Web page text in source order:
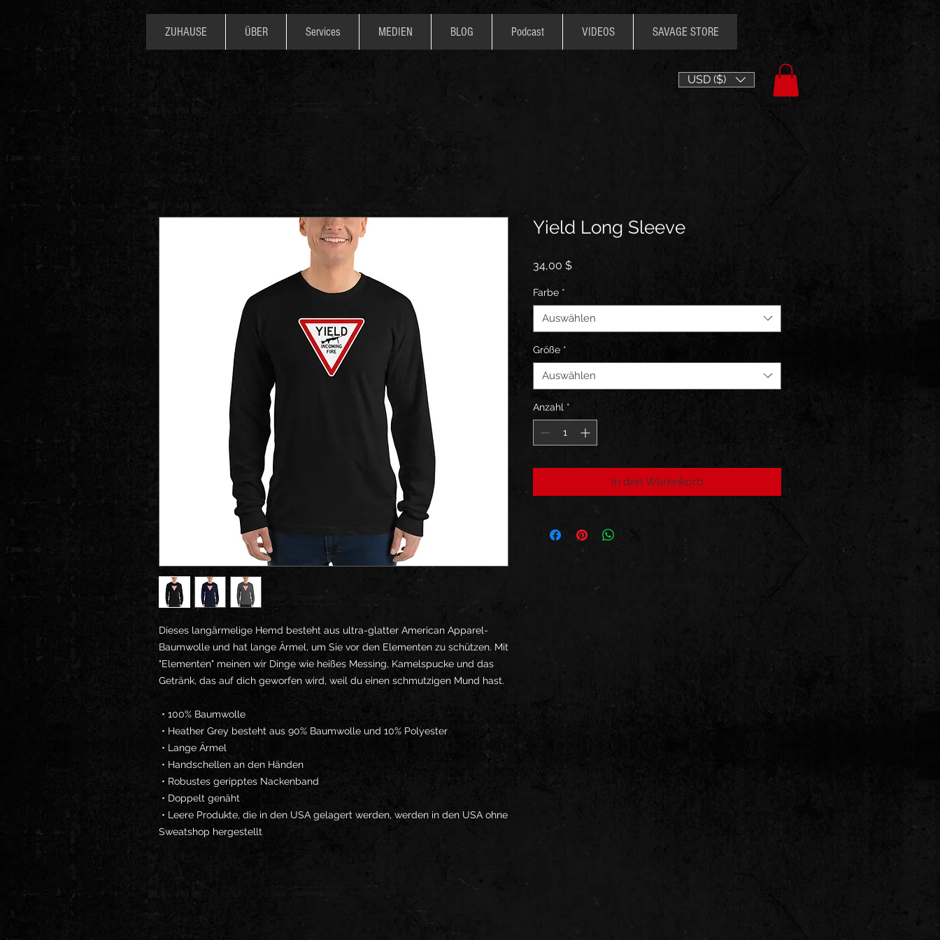
ZUHAUSE ÜBER Services MEDIEN BLOG Podcast VIDEOS SAVAGE STORE
USD ($)
Dieses langärmelige Hemd besteht aus ultra-glatter American Apparel-
Baumwolle und hat lange Ärmel, um Sie vor den Elementen zu schützen. Mit
"Elementen" meinen wir Dinge wie heißes Messing, Kamelspucke und das
Getränk, das auf dich geworfen wird, weil du einen schmutzigen Mund hast.
• 100% Baumwolle
• Heather Grey besteht aus 90% Baumwolle und 10% Polyester
• Lange Ärmel
• Handschellen an den Händen
• Robustes geripptes Nackenband
• Doppelt genäht
Sweatshop hergestellt
Yield Long Sleeve
34,00 $Preis
Farbe *
Auswählen
Größe *
Auswählen
Anzahl *
In den Warenkorb